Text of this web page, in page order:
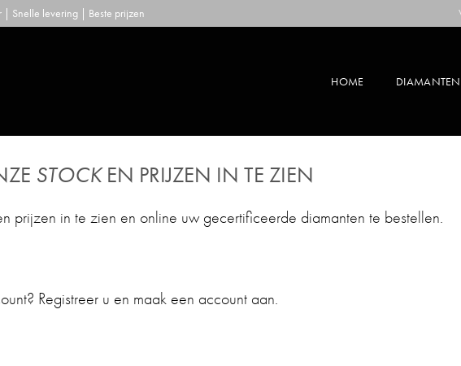
Snelle levering | Beste prijzen
HOME DIAMANTEN
STOCKEN PRIJZEN IN TE ZIEN
prijzen in te zien en online uw gecertificeerde diamanten te bestellen.
Registreer u en maak een account aan.